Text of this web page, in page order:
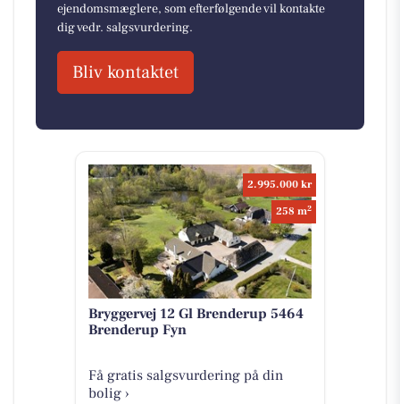
ejendomsmæglere, som efterfølgende vil kontakte
dig vedr. salgsvurdering.
Bliv kontaktet
2.995.000 kr
258 m2
Bryggervej 12 Gl Brenderup 5464
Brenderup Fyn
Få gratis salgsvurdering på din
bolig ›